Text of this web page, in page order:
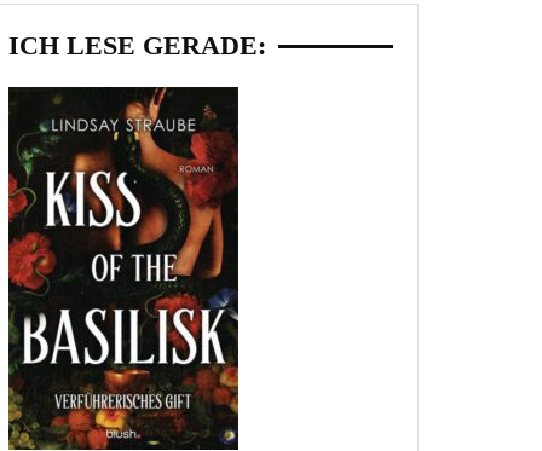
ICH LESE GERADE: